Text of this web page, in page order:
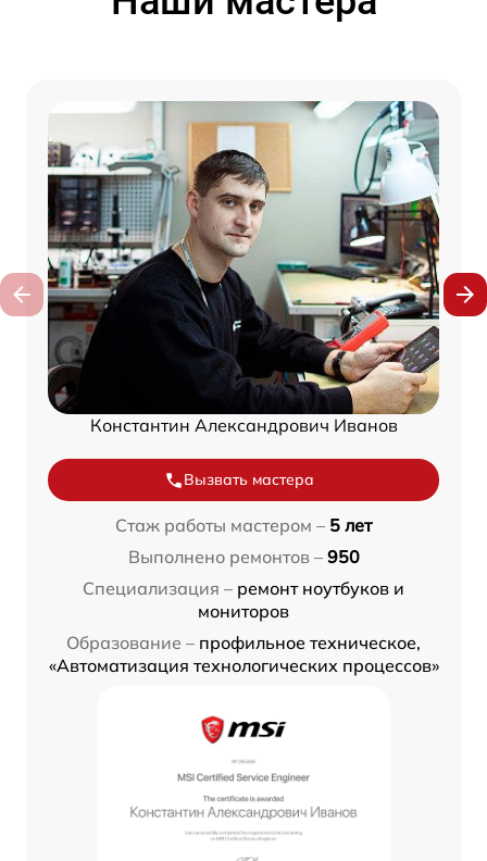
Константин Александрович Иванов
Вызвать мастера
Стаж работы мастером – 5 лет
Выполнено ремонтов – 950
Специализация – ремонт ноутбуков и
мониторов
Образование – профильное техническое,
«Автоматизация технологических процессов»